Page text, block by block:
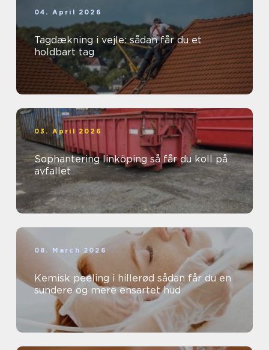
04. April 2026
Tagdækning i vejle: sådan får du et
holdbart tag
03. April 2026
Sophantering linköping så får du koll på
avfallet
08. March 2026
Kemisk peeling i hillerød sådan får du en
sundere og mere ensartet hud